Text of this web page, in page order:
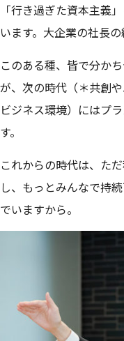
「行き過ぎた資本主義
います。大企業の社長
このある種、皆で分か
が、次の時代（＊共創や
ビジネス環境）にはプ
す。
これからの時代は、た
し、もっとみんなで持
でいますから。